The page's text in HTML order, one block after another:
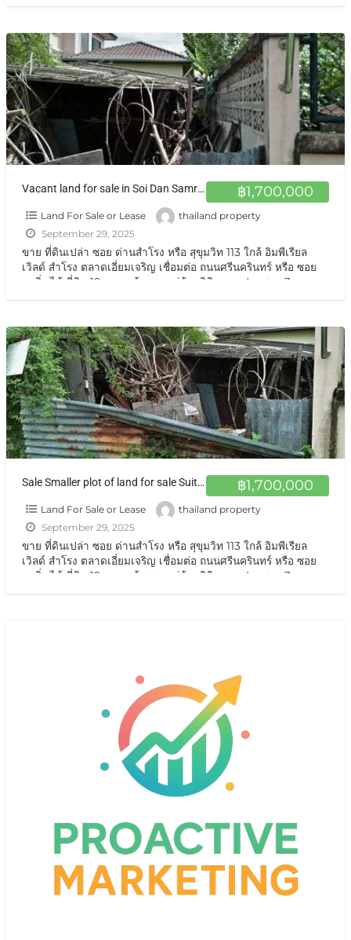
฿1,700,000
Vacant land for sale in Soi Dan Samrong or Sukhumvit 113 ขายที่ดินแปลงเล็กๆปลูกบ้านซอยวัดด่าน สุขุมวิท113 19 ตร.วา
Land For Sale or Lease
thailand property
September 29, 2025
ขาย ที่ดินเปล่า ซอย ด่านสำโรง หรือ สุขุมวิท 113 ใกล้ อิมพีเรียล
เวิลด์ สำโรง ตลาดเอี่ยมเจริญ เชื่อมต่อ ถนนศรีนครินทร์ หรือ ซอย
แบริ่ง ได้ ที่ดิน 19 ตรว. เข้าซอยหมู่บ้านลิขิต จากปากซอย 3 กม
฿1,700,000
Sale Smaller plot of land for sale Suitable for build a house, residence 76 sqm. at BTS Samrong
Land For Sale or Lease
thailand property
September 29, 2025
ขาย ที่ดินเปล่า ซอย ด่านสำโรง หรือ สุขุมวิท 113 ใกล้ อิมพีเรียล
เวิลด์ สำโรง ตลาดเอี่ยมเจริญ เชื่อมต่อ ถนนศรีนครินทร์ หรือ ซอย
แบริ่ง ได้ ที่ดิน 19 ตรว. เข้าซอยหมู่บ้านลิขิต จากปากซอย 3 กม